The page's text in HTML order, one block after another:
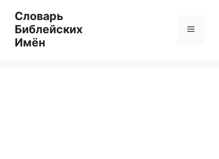
содержимому
Словарь
Библейских
Имён
Меню